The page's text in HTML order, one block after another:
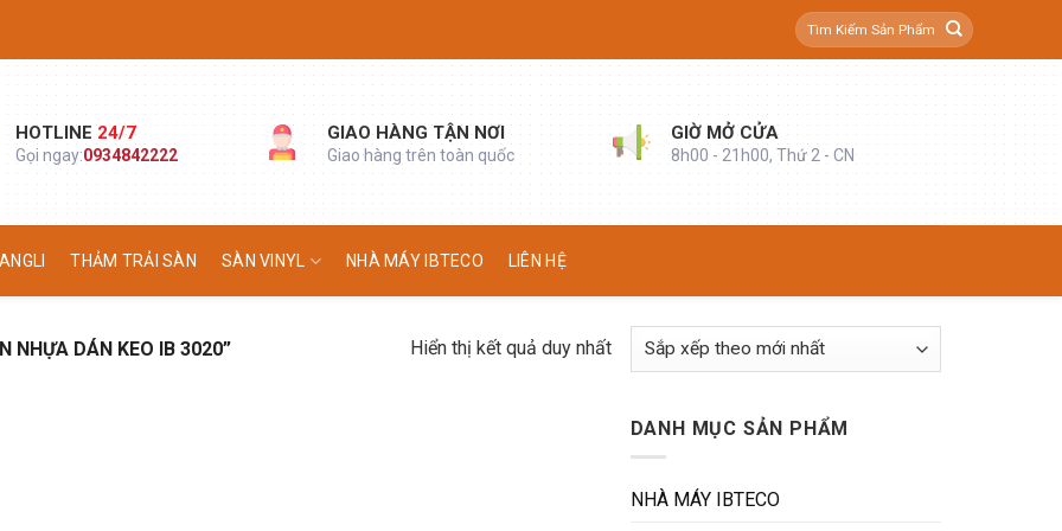
Tìm
kiếm:
HOTLINE24/7
Gọi ngay:0934842222
GIAO HÀNG TẬN NƠI
Giao hàng trên toàn quốc
GIỜ MỞ CỬA
8h00 - 21h00, Thứ 2 - CN
THẢM TRẢI SÀN SÀN VINYL NHÀ MÁY IBTECO LIÊN HỆ
NHỰA DÁN KEO IB 3020” Hiển thị kết quả duy nhất
DANH MỤC SẢN PHẨM
NHÀ MÁY IBTECO